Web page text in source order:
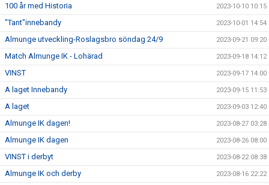
100 år med Historia 2023-10-10 10:15
"Tant"innebandy 2023-10-01 14:54
Almunge utveckling-Roslagsbro söndag 24/9 2023-09-21 09:20
Match Almunge IK - Lohärad 2023-09-18 14:12
VINST 2023-09-17 14:00
A laget Innebandy 2023-09-15 11:53
A laget 2023-09-03 12:40
Almunge IK dagen! 2023-08-27 03:28
Almunge IK dagen 2023-08-26 08:00
VINST i derbyt 2023-08-22 08:38
Almunge IK och derby 2023-08-16 22:22